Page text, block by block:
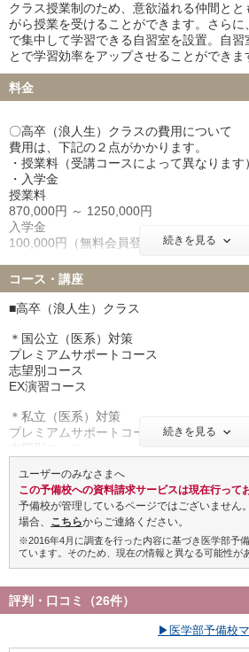
北里大学 69名
久留
岩手医科大学 52名
埼玉
獨協医科大学 53名
東京女
川崎医科大学 17名
クラス授業制のため、意欲溢れる仲間と
がら授業を受けることができます。さら
で集中して学習できる自習室を設置。自習
とで学習効率をアップさせることができま
料金
〇高卒（浪人生）クラスの費用について
費用は、下記の２点がかかります。
・授業料（受講コースによって異なります）
・入学金
授業料
870,000円 ～ 1250,000円
入学金
100,000円（無料会員登録で50,000円免除）
〇オプション（プラスカリキュラム）のご
個別指導プラス
週2回／1年間 ：800,000円
〇高校生クラスの費用について
授業料
例：高３難関英語 ／関東エリアの場合
50分授業×3コマ（週1日）
＊別途、システム・サポート料（5,000円/
授業料は時間数、エリア等により異なりま
入学金：30,000円（無料会員登録で15,000
続きを見る
コース・講座
■高卒（浪人生）クラス
＊国公立（医系）対策
プレミアムサポートコース
志望別コース
EX演習コース
＊私立（医系）対策
プレミアムサポートコース
志望別コース
■高校生クラス
高３クラス
高２クラス
高１クラス
続きを見る
ユーザーのみなさまへ
この予備校への資料請求サービスは現在行って
予備校が管理しているページではございません
場合、 こちらからご連絡ください。
※2016年4月に調査を行った内容に基づき医学部予
ています。そのため、現在の情報と異なる可能性が
評判・口コミ（26件）
▶医学部予備校